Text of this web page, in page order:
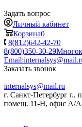
Задать вопрос
Личный кабинет
Корзина0
8(812)642-42-70
8(800)350-30-29
Email:
Заказать звонок
internalsys@mail.ru
г. Санкт-Петербург г.,
помещ. 11-Н, офис А/